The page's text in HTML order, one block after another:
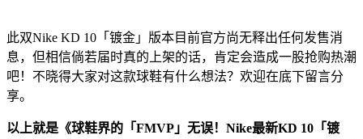
此双Nike KD 10「镀金」版本目前官方尚无释出任何发售消
息，但相信倘若届时真的上架的话，肯定会造成一股抢购热潮
吧！不晓得大家对这款球鞋有什么想法？欢迎在底下留言分
享。
以上就是《球鞋界的「FMVP」无误！Nike最新KD 10「镀